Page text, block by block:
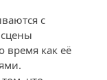
с
время как её